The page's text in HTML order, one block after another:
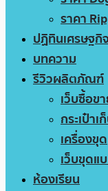
ราคา
ปฏิทินเศรษฐกิ
บทความ
รีวิวผลิตภัณฑ์
เว็บซื้อข
กระเป๋า
เครื่องขุด
เว็บขุดแ
ห้องเรียน